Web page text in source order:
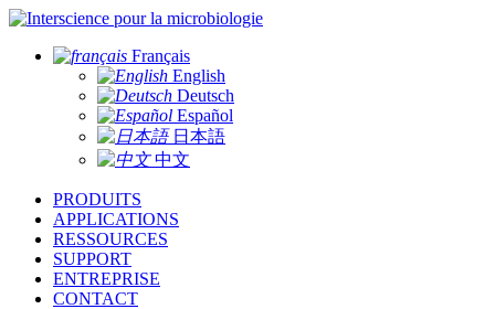
pour la microbiologie
Français
English
Deutsch
Español
日本語
中文
PRODUITS
APPLICATIONS
RESSOURCES
SUPPORT
ENTREPRISE
CONTACT